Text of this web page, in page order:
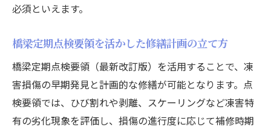
必須といえます。
橋梁定期点検要領を活かした修繕計画の立て方
橋梁定期点検要領（最新改訂版）を活用することで、凍
害損傷の早期発見と計画的な修繕が可能となります。点
検要領では、ひび割れや剥離、スケーリングなど凍害特
有の劣化現象を評価し、損傷の進行度に応じて補修時期